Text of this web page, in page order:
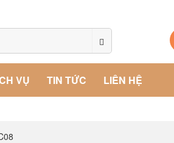
VỤ TIN TỨC LIÊN HỆ